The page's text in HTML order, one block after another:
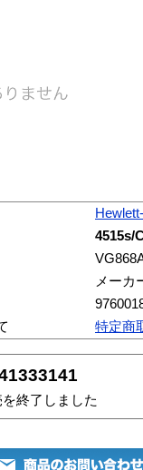
4515s/
メーカ
特定商
終了しました